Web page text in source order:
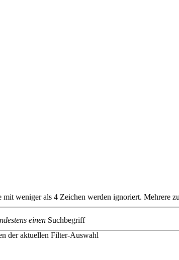
mit weniger als 4 Zeichen werden ignoriert. Mehrere
einen Suchbegriff
der aktuellen Filter-Auswahl